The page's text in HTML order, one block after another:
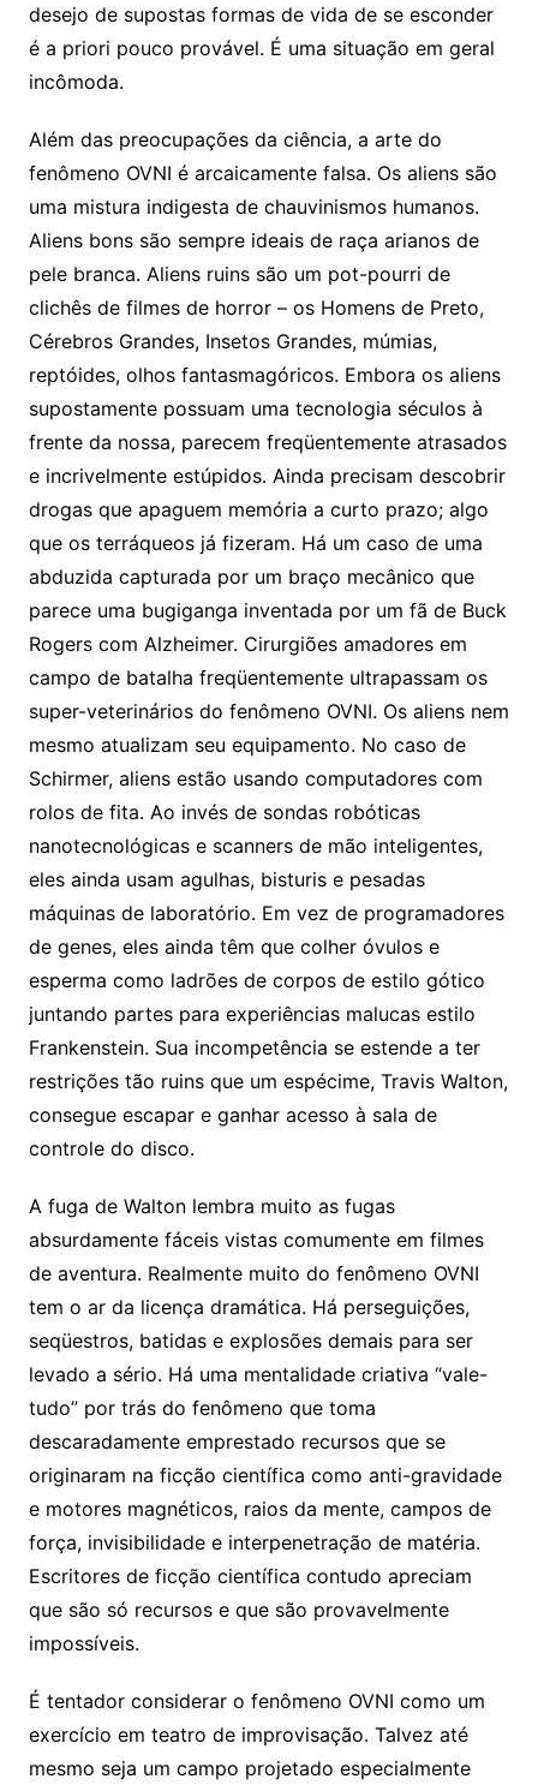
desejo de supostas formas de vida de se esconder
é a priori pouco provável. É uma situação em geral
incômoda.
Além das preocupações da ciência, a arte do
fenômeno OVNI é arcaicamente falsa. Os aliens são
uma mistura indigesta de chauvinismos humanos.
Aliens bons são sempre ideais de raça arianos de
pele branca. Aliens ruins são um pot-pourri de
clichês de filmes de horror – os Homens de Preto,
Cérebros Grandes, Insetos Grandes, múmias,
reptóides, olhos fantasmagóricos. Embora os aliens
supostamente possuam uma tecnologia séculos à
frente da nossa, parecem freqüentemente atrasados
e incrivelmente estúpidos. Ainda precisam descobrir
drogas que apaguem memória a curto prazo; algo
que os terráqueos já fizeram. Há um caso de uma
abduzida capturada por um braço mecânico que
parece uma bugiganga inventada por um fã de Buck
Rogers com Alzheimer. Cirurgiões amadores em
campo de batalha freqüentemente ultrapassam os
super-veterinários do fenômeno OVNI. Os aliens nem
mesmo atualizam seu equipamento. No caso de
Schirmer, aliens estão usando computadores com
rolos de fita. Ao invés de sondas robóticas
nanotecnológicas e scanners de mão inteligentes,
eles ainda usam agulhas, bisturis e pesadas
máquinas de laboratório. Em vez de programadores
de genes, eles ainda têm que colher óvulos e
esperma como ladrões de corpos de estilo gótico
juntando partes para experiências malucas estilo
Frankenstein. Sua incompetência se estende a ter
restrições tão ruins que um espécime, Travis Walton,
consegue escapar e ganhar acesso à sala de
controle do disco.
A fuga de Walton lembra muito as fugas
absurdamente fáceis vistas comumente em filmes
de aventura. Realmente muito do fenômeno OVNI
tem o ar da licença dramática. Há perseguições,
seqüestros, batidas e explosões demais para ser
levado a sério. Há uma mentalidade criativa “vale-
tudo” por trás do fenômeno que toma
descaradamente emprestado recursos que se
originaram na ficção científica como anti-gravidade
e motores magnéticos, raios da mente, campos de
força, invisibilidade e interpenetração de matéria.
Escritores de ficção científica contudo apreciam
que são só recursos e que são provavelmente
impossíveis.
É tentador considerar o fenômeno OVNI como um
exercício em teatro de improvisação. Talvez até
mesmo seja um campo projetado especialmente